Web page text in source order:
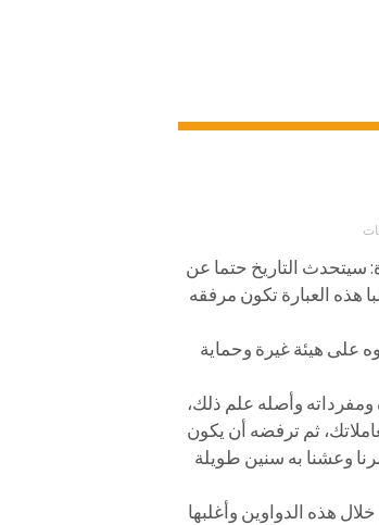
سيتحدث التاريخ حتما عن
هذه العبارة تكون مرفقه
على هيئة غيرة وحماية
وأصله علم ذلك،
ثم ترفضه أن يكون
وعشنا به سنين طويلة
هذه الدواوين وأغلبها